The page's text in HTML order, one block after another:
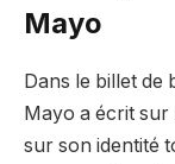
Mayo
Dans le billet de
Mayo a écrit sur
sur son identité